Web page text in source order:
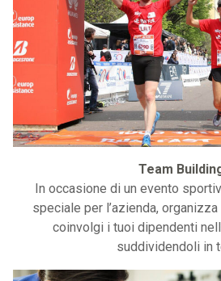
Team
In occasione di un evento
speciale per l’azienda,
coinvolgi i tuoi dipendenti
suddividendoli in